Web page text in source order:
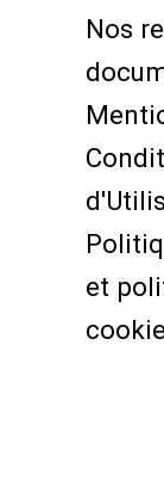
de
Nos
et